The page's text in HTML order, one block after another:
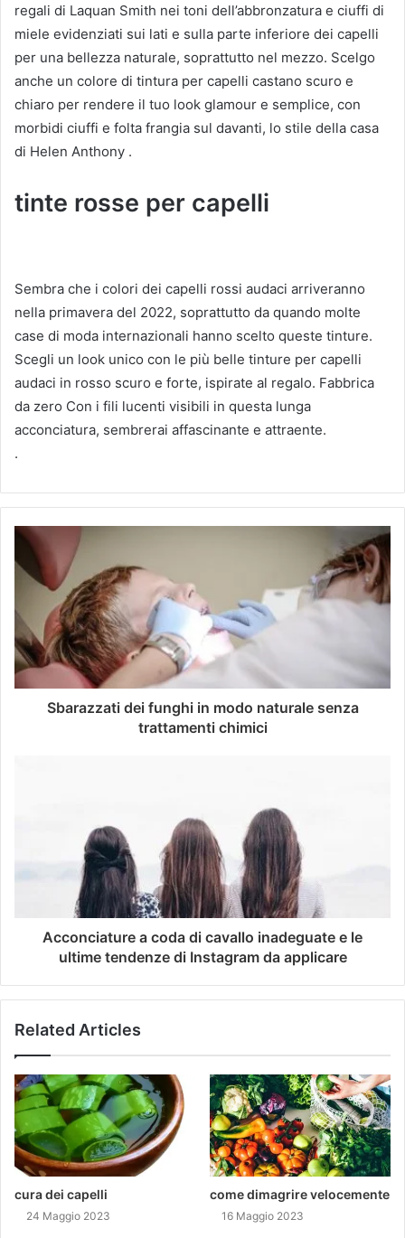
regali di Laquan Smith nei toni dell’abbronzatura e ciuffi di
miele evidenziati sui lati e sulla parte inferiore dei capelli
per una bellezza naturale, soprattutto nel mezzo. Scelgo
anche un colore di tintura per capelli castano scuro e
chiaro per rendere il tuo look glamour e semplice, con
morbidi ciuffi e folta frangia sul davanti, lo stile della casa
di Helen Anthony .
tinte rosse per capelli
Sembra che i colori dei capelli rossi audaci arriveranno
nella primavera del 2022, soprattutto da quando molte
case di moda internazionali hanno scelto queste tinture.
Scegli un look unico con le più belle tinture per capelli
audaci in rosso scuro e forte, ispirate al regalo. Fabbrica
da zero Con i fili lucenti visibili in questa lunga
acconciatura, sembrerai affascinante e attraente.
.
Sbarazzati dei funghi in modo naturale senza
trattamenti chimici
Acconciature a coda di cavallo inadeguate e le
ultime tendenze di Instagram da applicare
Related Articles
cura dei capelli
24 Maggio 2023
come dimagrire velocemente
16 Maggio 2023